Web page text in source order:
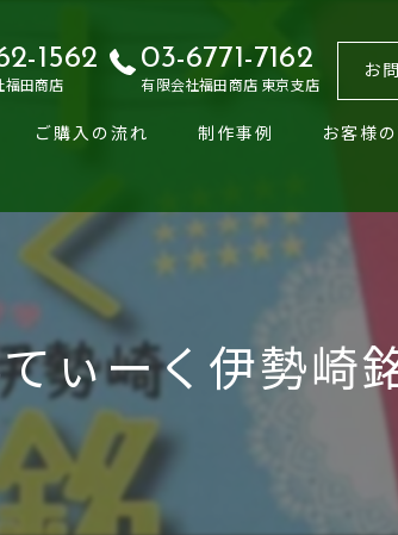
1562
福田商店
03-6771-7162
有限会社福田商店 東京支店
お
ご購入の流れ 制作事例 お客様
ぃーく伊勢崎